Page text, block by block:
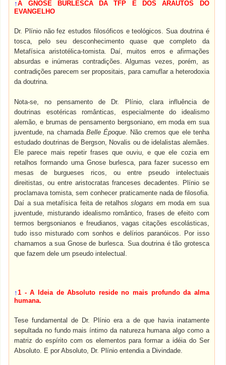
↑A GNOSE BURLESCA DA TFP E DOS ARAUTOS DO
EVANGELHO
Dr. Plínio não fez estudos filosóficos e teológicos. Sua doutrina é
tosca, pelo seu desconhecimento quase que completo da
Metafísica aristotélica-tomista. Daí, muitos erros e afirmações
absurdas e inúmeras contradições. Algumas vezes, porém, as
contradições parecem ser propositais, para camuflar a heterodoxia
da doutrina.
Nota-se, no pensamento de Dr. Plínio, clara influência de
doutrinas esotéricas românticas, especialmente do idealismo
alemão, e brumas de pensamento bergsoniano, em moda em sua
juventude, na chamada Belle Époque. Não cremos que ele tenha
estudado doutrinas de Bergson, Novalis ou de idelalistas alemães.
Ele parece mais repetir frases que ouviu, e que ele cozia em
retalhos formando uma Gnose burlesca, para fazer sucesso em
mesas de burgueses ricos, ou entre pseudo intelectuais
direitistas, ou entre aristocratas franceses decadentes. Plínio se
proclamava tomista, sem conhecer praticamente nada de filosofia.
Daí a sua metafísica feita de retalhosslogans em moda em sua
juventude, misturando idealismo romântico, frases de efeito com
termos bergsonianos e freudianos, vagas citações escolásticas,
tudo isso misturado com sonhos e delírios paranóicos. Por isso
chamamos a sua Gnose de burlesca. Sua doutrina é tão grotesca
que fazem dele um pseudo intelectual.
↑1 - A Ideia de Absoluto reside no mais profundo da alma
humana.
Tese fundamental de Dr. Plínio era a de que havia inatamente
sepultada no fundo mais íntimo da natureza humana algo como a
matriz do espírito com os elementos para formar a idéia do Ser
Absoluto. E por Absoluto, Dr. Plínio entendia a Divindade.